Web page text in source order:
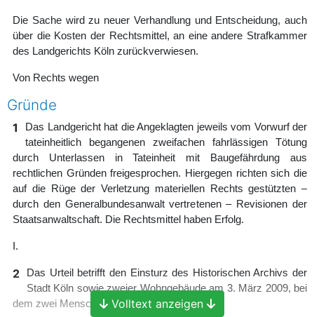
Die Sache wird zu neuer Verhandlung und Entscheidung, auch
über die Kosten der Rechtsmittel, an eine andere Strafkammer
des Landgerichts Köln zurückverwiesen.
Von Rechts wegen
Gründe
1
Das Landgericht hat die Angeklagten jeweils vom Vorwurf der
tateinheitlich begangenen zweifachen fahrlässigen Tötung
durch Unterlassen in Tateinheit mit Baugefährdung aus
rechtlichen Gründen freigesprochen. Hiergegen richten sich die
auf die Rüge der Verletzung materiellen Rechts gestützten –
durch den Generalbundesanwalt vertretenen – Revisionen der
Staatsanwaltschaft. Die Rechtsmittel haben Erfolg.
I.
2
Das Urteil betrifft den Einsturz des Historischen Archivs der
Stadt Köln sowie zweier Wohngebäude am 3. März 2009, bei
dem zwei Menschen zu Tode kamen.
Volltext anzeigen